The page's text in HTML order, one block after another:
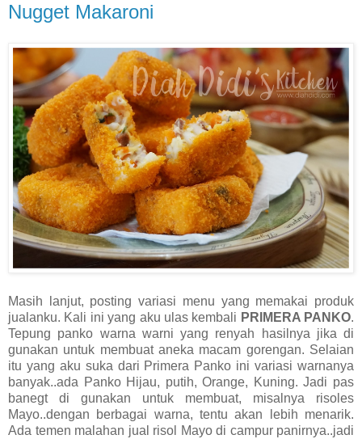
Nugget Makaroni
Masih lanjut, posting variasi menu yang memakai produk
jualanku. Kali ini yang aku ulas kembali PRIMERA PANKO.
Tepung panko warna warni yang renyah hasilnya jika di
gunakan untuk membuat aneka macam gorengan. Selaian
itu yang aku suka dari Primera Panko ini variasi warnanya
banyak..ada Panko Hijau, putih, Orange, Kuning. Jadi pas
banegt di gunakan untuk membuat, misalnya risoles
Mayo..dengan berbagai warna, tentu akan lebih menarik.
Ada temen malahan jual risol Mayo di campur panirnya..jadi